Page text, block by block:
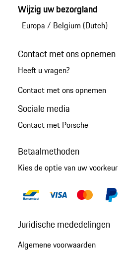
Wijzig uw bezorgland
Europa / Belgium (Dutch)
Contact met ons opnemen
Heeft u vragen?
Contact met ons opnemen
Sociale media
Contact met Porsche
Betaalmethoden
Kies de optie van uw voorkeur
Juridische mededelingen
Algemene voorwaarden